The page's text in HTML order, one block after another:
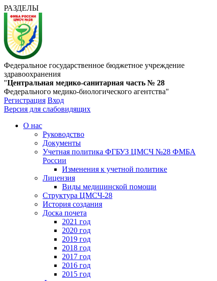
РАЗДЕЛЫ
Федеральное государственное бюджетное учреждение
здравоохранения
"Центральная медико-санитарная часть № 28
Федерального медико-биологического агентства"
Регистрация Вход
Версия для слабовидящих
О нас
Руководство
Документы
Учетная политика ФГБУЗ ЦМСЧ №28 ФМБА
России
Изменения к учетной политике
Лицензия
Виды медицинской помощи
Структура ЦМСЧ-28
История создания
Доска почета
2021 год
2020 год
2019 год
2018 год
2017 год
2016 год
2015 год